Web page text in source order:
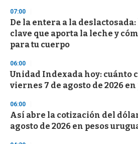
07:00
De la entera a la
clave que aporta la leche y
para tu cuerpo
06:00
Unidad Indexada hoy: cuánto
viernes 7 de agosto de 2026
06:00
Así abre la cotización del
agosto de 2026 en pesos